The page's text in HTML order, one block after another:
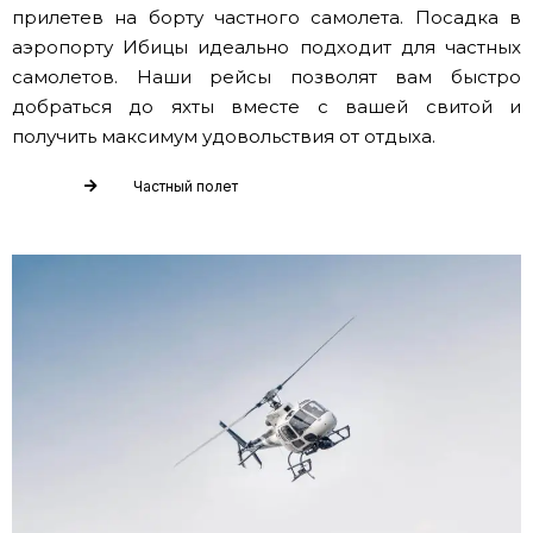
прилетев на борту частного самолета. Посадка в
аэропорту Ибицы идеально подходит для частных
самолетов. Наши рейсы позволят вам быстро
добраться до яхты вместе с вашей свитой и
получить максимум удовольствия от отдыха.
Частный полет